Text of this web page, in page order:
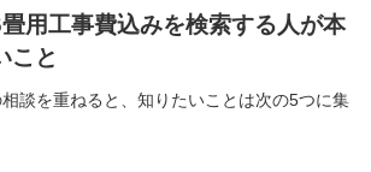
用工事費込みを検索する人が本
こと
談を重ねると、知りたいことは次の5つに集